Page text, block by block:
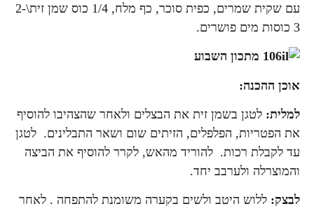
עם שקית שמרים, כפית סוכר, כף מלח, 1/4 כוס שמן זית\2-
3 כוסות מים פושרים.
אוכן ההכנה:
למלית: לטגן בשמן זית את הבצלים ולאחר שהצהיבו להוסיף
את הפטריות, הפלפלים, הזיתים שום ושאר התבלינים. לטגן
עד לקבלת רכות. להוריד מהאש, לקרר להוסיף את הביצה
והמוצרלה ולערבב יחד.
לבצק: ללוש היטב ולשים בקערה משומנת להתפחה . לאחר